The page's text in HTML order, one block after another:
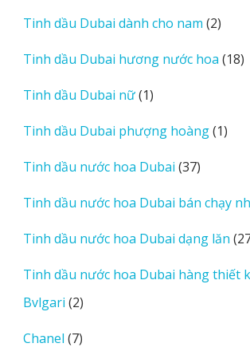
phẩm
Tinh dầu Dubai dành cho nam 22
phẩm
Tinh dầu Dubai hương nước hoa 1818
Tinh dầu Dubai nữ 11
phẩm
Tinh dầu Dubai phượng hoàng 11
Tinh dầu nước hoa Dubai 3737
phẩm
Tinh dầu nước hoa Dubai bán chạy
Tinh dầu nước hoa Dubai dạng lăn
Tinh dầu nước hoa Dubai hàng thiết
Bvlgari 22
phẩm
Chanel 77